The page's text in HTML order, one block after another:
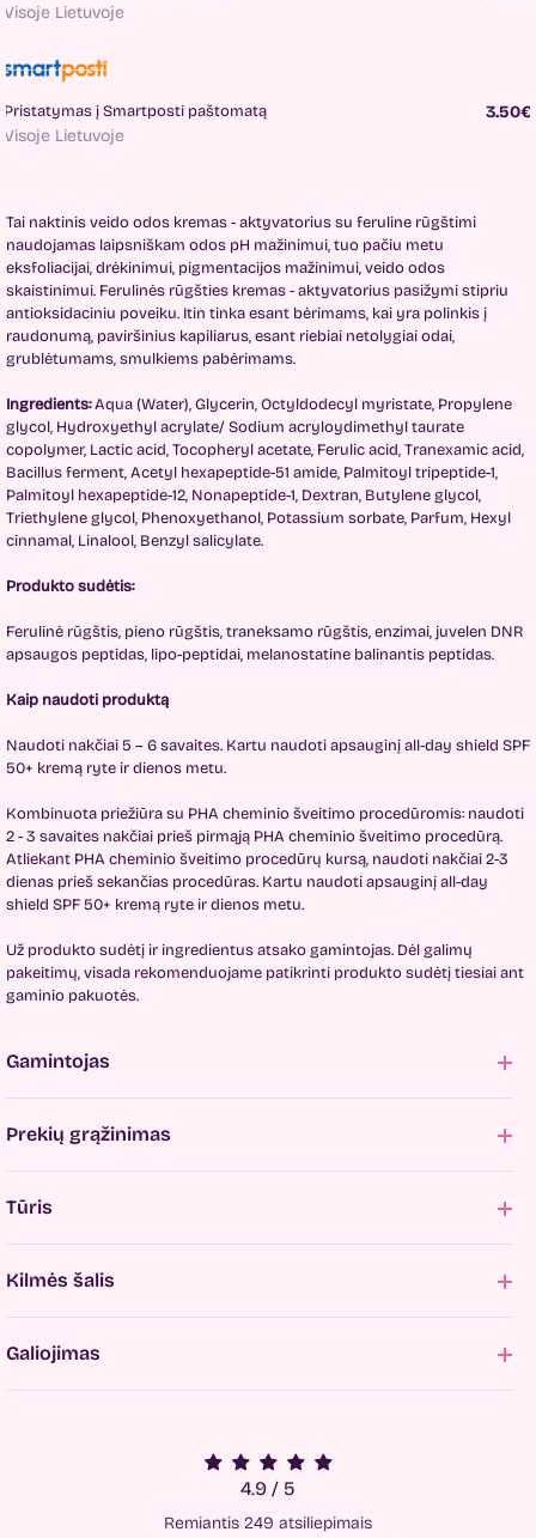
Visoje Lietuvoje
Pristatymas į Smartposti paštomatą
Visoje Lietuvoje
3.50€
Tai naktinis veido odos kremas - aktyvatorius su feruline rūgštimi
naudojamas laipsniškam odos pH mažinimui, tuo pačiu metu
eksfoliacijai, drėkinimui, pigmentacijos mažinimui, veido odos
skaistinimui. Ferulinės rūgšties kremas - aktyvatorius pasižymi stipriu
antioksidaciniu poveiku. Itin tinka esant bėrimams, kai yra polinkis į
raudonumą, paviršinius kapiliarus, esant riebiai netolygiai odai,
grublėtumams, smulkiems pabėrimams.
Ingredients:Aqua (Water), Glycerin, Octyldodecyl myristate, Propylene
glycol, Hydroxyethyl acrylate/ Sodium acryloydimethyl taurate
copolymer, Lactic acid, Tocopheryl acetate, Ferulic acid, Tranexamic acid,
Bacillus ferment, Acetyl hexapeptide-51 amide, Palmitoyl tripeptide-1,
Palmitoyl hexapeptide-12, Nonapeptide-1, Dextran, Butylene glycol,
Triethylene glycol, Phenoxyethanol, Potassium sorbate, Parfum, Hexyl
cinnamal, Linalool, Benzyl salicylate.
Produkto sudėtis:
Ferulinė rūgštis, pieno rūgštis, traneksamo rūgštis, enzimai, juvelen DNR
apsaugos peptidas, lipo-peptidai, melanostatine balinantis peptidas.
Kaip naudoti produktą
Naudoti nakčiai 5 – 6 savaites. Kartu naudoti apsauginį all-day shield SPF
50+ kremą ryte ir dienos metu.
Kombinuota priežiūra su PHA cheminio šveitimo procedūromis: naudoti
2 - 3 savaites nakčiai prieš pirmąją PHA cheminio šveitimo procedūrą.
Atliekant PHA cheminio šveitimo procedūrų kursą, naudoti nakčiai 2-3
dienas prieš sekančias procedūras. Kartu naudoti apsauginį all-day
shield SPF 50+ kremą ryte ir dienos metu.
Už produkto sudėtį ir ingredientus atsako gamintojas. Dėl galimų
pakeitimų, visada rekomenduojame patikrinti produkto sudėtį tiesiai ant
gaminio pakuotės.
Gamintojas
Prekių grąžinimas
Tūris
Kilmės šalis
Galiojimas
4.9 / 5
Remiantis 249 atsiliepimais